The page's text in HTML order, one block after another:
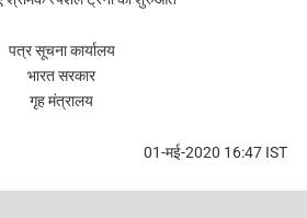
पत्र सूचना कार्यालय
भारत सरकार
गृह मंत्रालय
01-मई-2020 16:47 IST